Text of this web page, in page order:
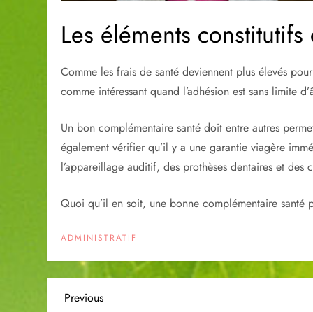
Les éléments
Comme les frais de santé deviennent plus élevés
comme intéressant quand l’adhésion est sans limite
Un bon complémentaire santé doit entre autres
également vérifier qu’il y a une garantie viagère
l’appareillage auditif, des prothèses dentaires et des
Quoi qu’il en soit, une bonne complémentaire
ADMINISTRATIF
N
Previous
Previous